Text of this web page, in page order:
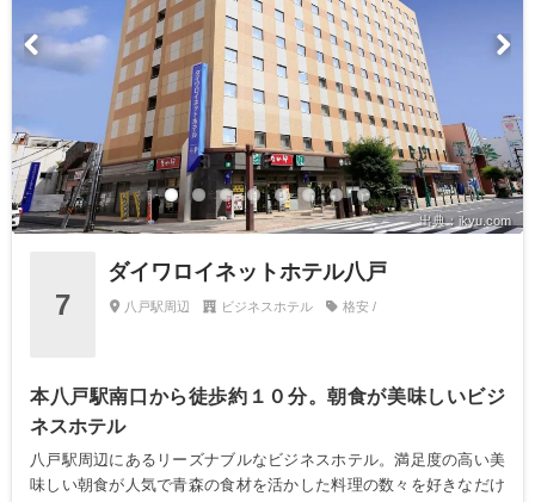
出典：ikyu.com
7
ダイワロイネットホテル八戸
八戸駅周辺 ビジネスホテル 格安 /
本八戸駅南口から徒歩約１０分。朝食が美味しいビジ
ネスホテル
八戸駅周辺にあるリーズナブルなビジネスホテル。満足度の高い美
味しい朝食が人気で青森の食材を活かした料理の数々を好きなだけ